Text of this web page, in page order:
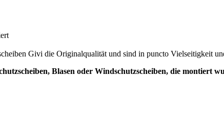
Givi die Originalqualität und sind in puncto Vielseitigkeit
Blasen oder Windschutzscheiben, die montiert